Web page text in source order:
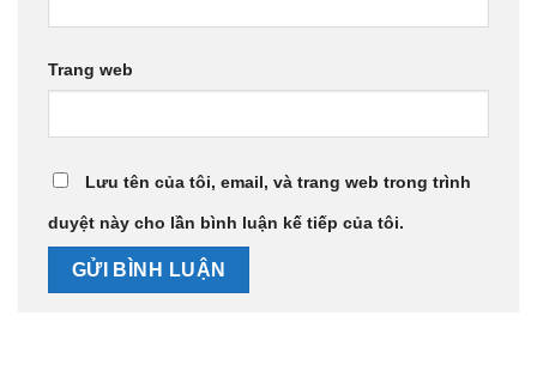
Trang web
Lưu tên của tôi, email, và trang web trong trình
duyệt này cho lần bình luận kế tiếp của tôi.